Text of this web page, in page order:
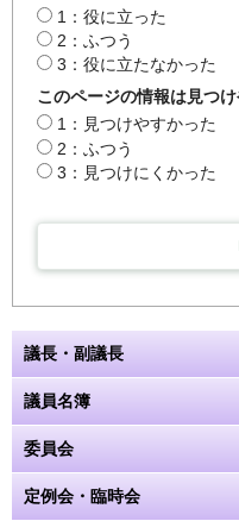
1：役に立った
2：ふつう
3：役に立たなかった
このページの情報は見つ
1：見つけやすかった
2：ふつう
3：見つけにくかった
議長・副議長
議員名簿
委員会
定例会・臨時会